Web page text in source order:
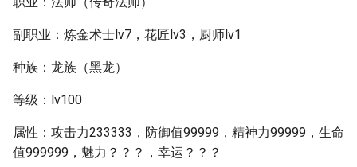
副职业：炼金术士lv7，花匠lv3，厨师lv1
种族：龙族（黑龙）
等级：lv100
属性：攻击力233333，防御值99999，精神力99999，生命
值999999，魅力？？？，幸运？？？